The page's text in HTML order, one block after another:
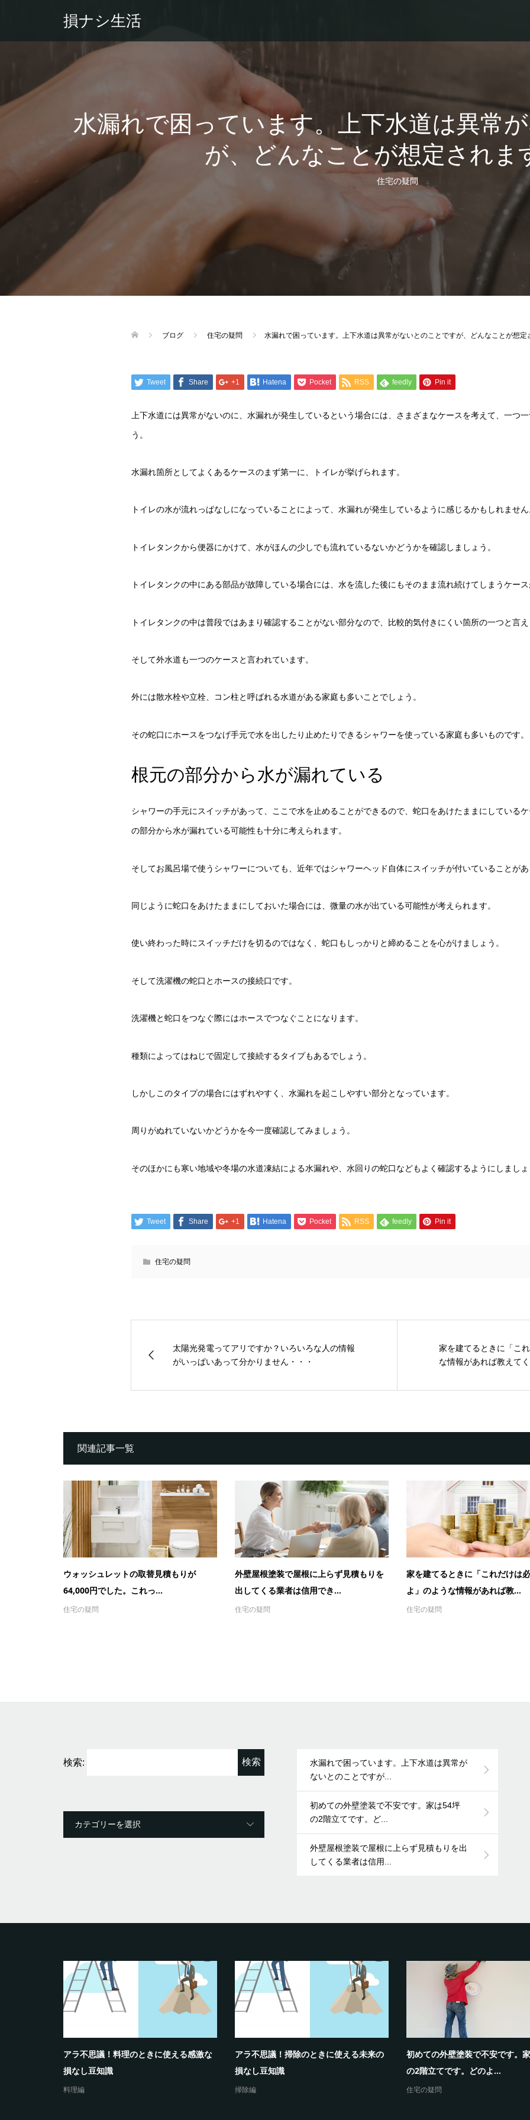
損ナシ生活
水漏れで困っています。上下水道は異常
が、どんなことが想定されま
住宅の疑問
ブログ 住宅の疑問 水漏れで困っています。上下水道は異常がないとのことですが、どんなことが想定
Tweet Share +1 Hatena Pocket RSS feedly Pin it
上下水道には異常がないのに、水漏れが発生しているという場合には、さまざまなケースを考えて、一つ
う。
水漏れ箇所としてよくあるケースのまず第一に、トイレが挙げられます。
トイレの水が流れっぱなしになっていることによって、水漏れが発生しているように感じるかもしれませ
トイレタンクから便器にかけて、水がほんの少しでも流れているないかどうかを確認しましょう。
トイレタンクの中にある部品が故障している場合には、水を流した後にもそのまま流れ続けてしまうケー
トイレタンクの中は普段ではあまり確認することがない部分なので、比較的気付きにくい箇所の一つと言
そして外水道も一つのケースと言われています。
外には散水栓や立栓、コン柱と呼ばれる水道がある家庭も多いことでしょう。
その蛇口にホースをつなげ手元で水を出したり止めたりできるシャワーを使っている家庭も多いものです。
根元の部分から水が漏れている
シャワーの手元にスイッチがあって、ここで水を止めることができるので、蛇口をあけたままにしている
の部分から水が漏れている可能性も十分に考えられます。
そしてお風呂場で使うシャワーについても、近年ではシャワーヘッド自体にスイッチが付いていることが
同じように蛇口をあけたままにしておいた場合には、微量の水が出ている可能性が考えられます。
使い終わった時にスイッチだけを切るのではなく、蛇口もしっかりと締めることを心がけましょう。
そして洗濯機の蛇口とホースの接続口です。
洗濯機と蛇口をつなぐ際にはホースでつなぐことになります。
種類によってはねじで固定して接続するタイプもあるでしょう。
しかしこのタイプの場合にはずれやすく、水漏れを起こしやすい部分となっています。
周りがぬれていないかどうかを今一度確認してみましょう。
そのほかにも寒い地域や冬場の水道凍結による水漏れや、水回りの蛇口などもよく確認するようにしまし
Tweet Share +1 Hatena Pocket RSS feedly Pin it
住宅の疑問
太陽光発電ってアリですか？いろいろな人の情報
がいっぱいあって分かりません・・・
家を建てるときに「こ
な情報があれば教えて
関連記事一覧
ウォッシュレットの取替見積もりが
64,000円でした。これっ...
住宅の疑問
外壁屋根塗装で屋根に上らず見積もりを
出してくる業者は信用でき...
住宅の疑問
家を建てるときに「これだけは
よ」のような情報があれば教...
住宅の疑問
検索:
水漏れで困っています。上下水道は異常が
ないとのことですが...
初めての外壁塗装で不安です。家は54坪
の2階立てです。ど...
外壁屋根塗装で屋根に上らず見積もりを出
してくる業者は信用...
アラ不思議！料理のときに使える感激な
損なし豆知識
料理編
アラ不思議！掃除のときに使える未来の
損なし豆知識
掃除編
初めての外壁塗装で不安です。
の2階立てです。どのよ...
住宅の疑問